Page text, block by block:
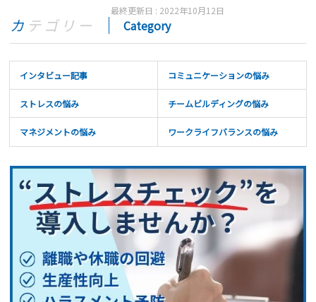
最終更新日 : 2022年10月12日
カテゴリー Category
インタビュー記事 コミュニケーションの悩み
ストレスの悩み チームビルディングの悩み
マネジメントの悩み ワークライフバランスの悩み